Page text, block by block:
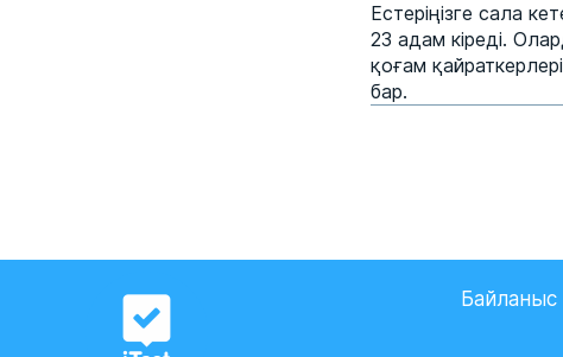
Естеріңізге сала
23 адам кіреді.
қоғам
бар.
Байланыс